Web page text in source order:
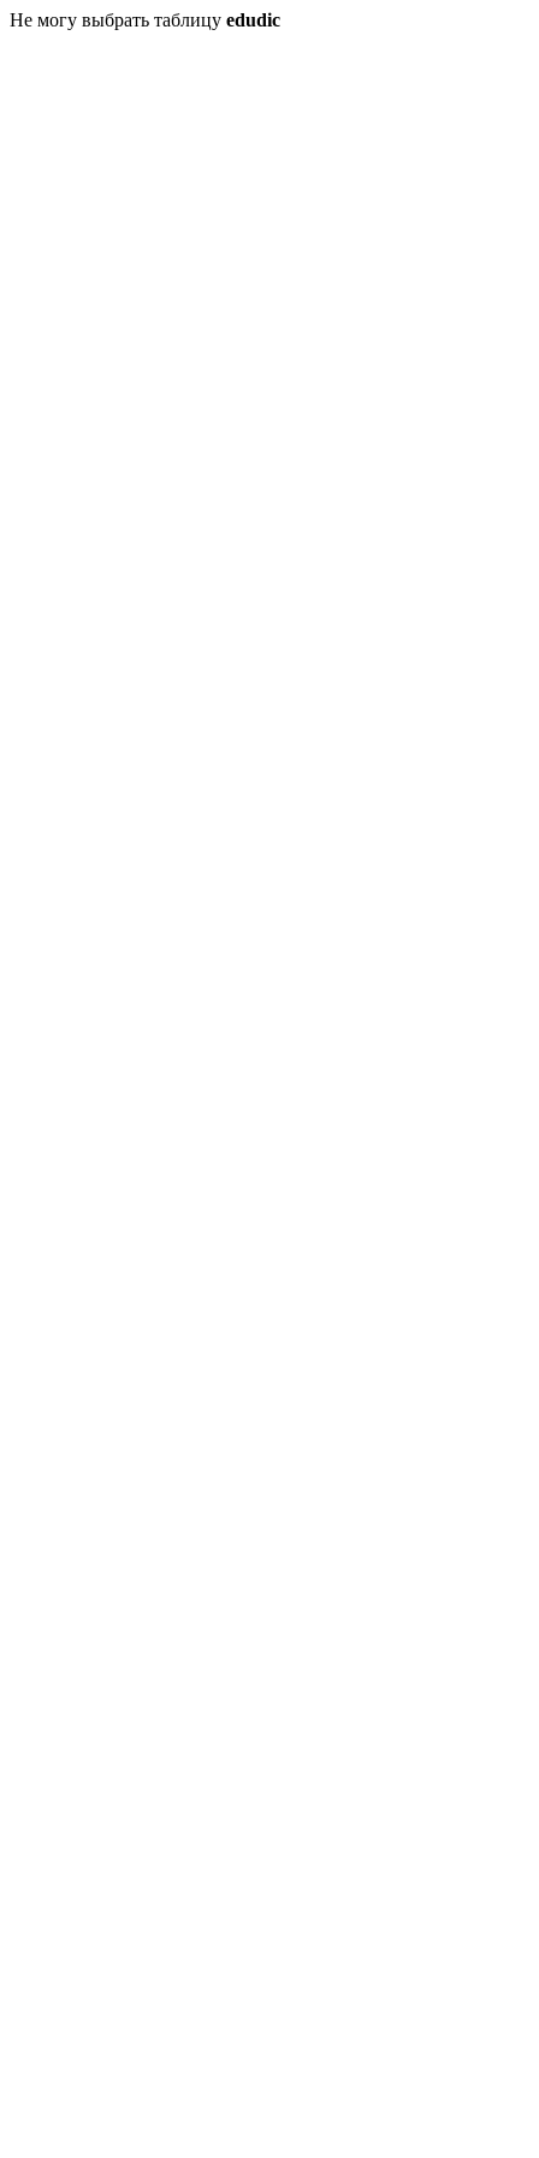
Не могу выбрать таблицу edudic